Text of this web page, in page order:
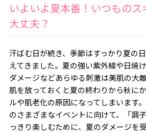
いよいよ夏本番！いつもの
大丈夫？
汗ばむ日が続き、季節はすっかり夏の
えてきました。夏の強い紫外線や日焼
ダメージなどあらゆる刺激は美肌の大
肌を放っておくと夏の終わりから秋に
ルや肌老化の原因になってしまいます
のさまざまなイベントに向けて、「調
っきり楽しむために、夏のダメージを